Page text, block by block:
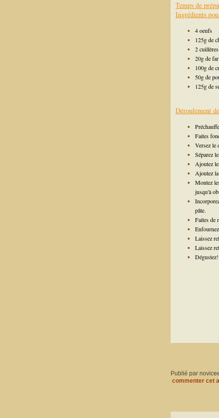
Temps de
Ingrédients
4 oeufs
125g de
2
20g de
100g de
50g de
125g de
Déroulement
Faites
Versez le
Séparez
Ajoutez
Ajoutez
Montez
jusqu'à
pâte.
Faites de
Laissez
Laissez
Dégustez!
Publié par
commenter cet